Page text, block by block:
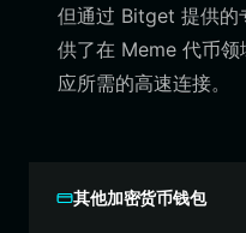
但通过 Bitget 提供的
供了在 Meme 代币领
应所需的高速连接。
其他加密货币钱包